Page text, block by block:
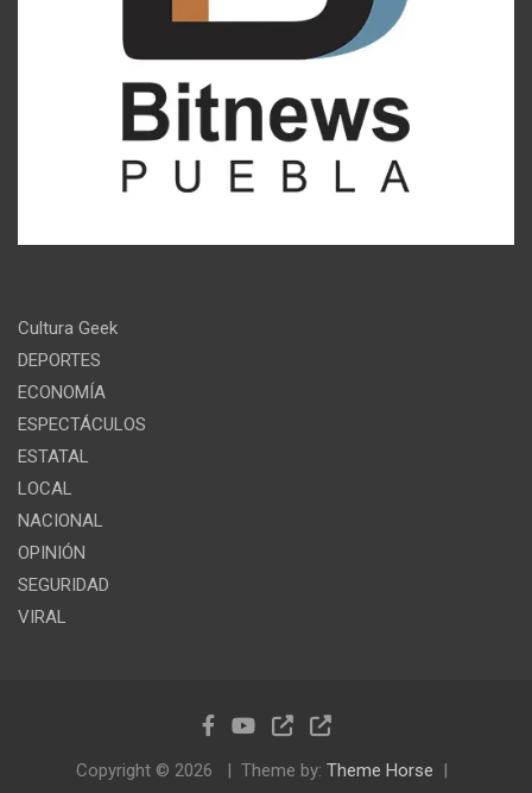
Cultura Geek
DEPORTES
ECONOMÍA
ESPECTÁCULOS
ESTATAL
LOCAL
NACIONAL
OPINIÓN
SEGURIDAD
VIRAL
Copyright © 2026 Theme by: Theme Horse